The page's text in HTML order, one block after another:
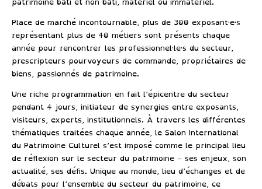
Place de marché incontournable, plus de 300 exposant·e·s
représentant plus de 40 métiers sont présents chaque
année pour rencontrer les professionnel·le·s du secteur,
prescripteurs pourvoyeurs de commande, propriétaires de
biens, passionnés de patrimoine.
Une riche programmation en fait l’épicentre du secteur
pendant 4 jours, initiateur de synergies entre exposants,
visiteurs, experts, institutionnels. À travers les différentes
thématiques traitées chaque année, le Salon International
du Patrimoine Culturel s’est imposé comme le principal lieu
de réflexion sur le secteur du patrimoine – ses enjeux, son
actualité, ses défis. Unique au monde, lieu d’échanges et de
débats pour l’ensemble du secteur du patrimoine, ce